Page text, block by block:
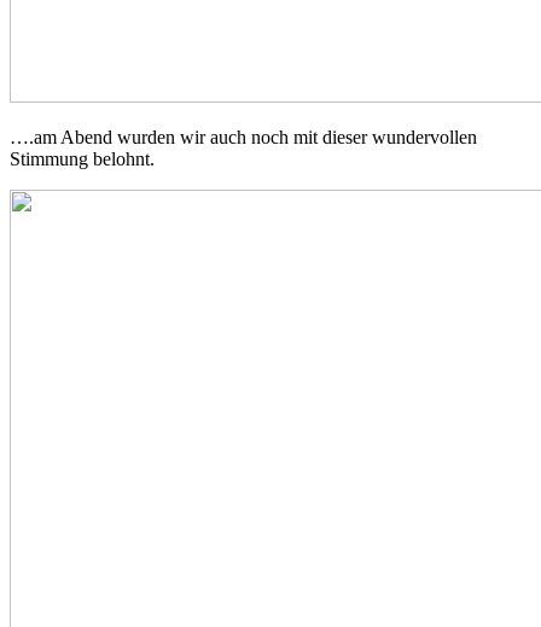
….am Abend wurden wir auch noch mit dieser wundervollen
Stimmung belohnt.